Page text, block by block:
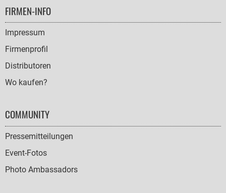
FOOTER
NAVIGATION
FIRMEN-INFO
Impressum
Firmenprofil
Distributoren
Wo kaufen?
COMMUNITY
Pressemitteilungen
Event-Fotos
Photo Ambassadors